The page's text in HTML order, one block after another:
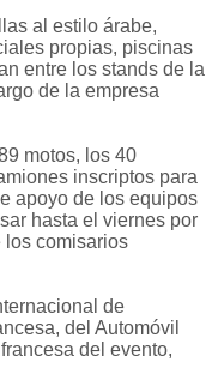
al estilo árabe,
propias, piscinas
entre los stands de la
de la empresa
motos, los 40
inscriptos para
apoyo de los equipos
hasta el viernes por
los comisarios
de
del Automóvil
del evento,